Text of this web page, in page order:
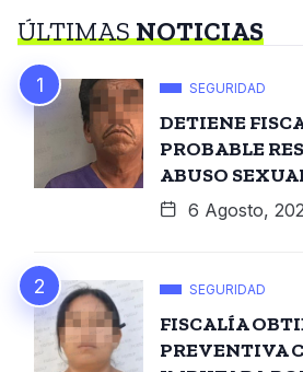
ÚLTIMASNOTICIAS
SEGURIDAD
DETIENE
PROBABLE
ABUSO
6 Agosto,
SEGURIDAD
FISCALÍA
PREVENTIVA